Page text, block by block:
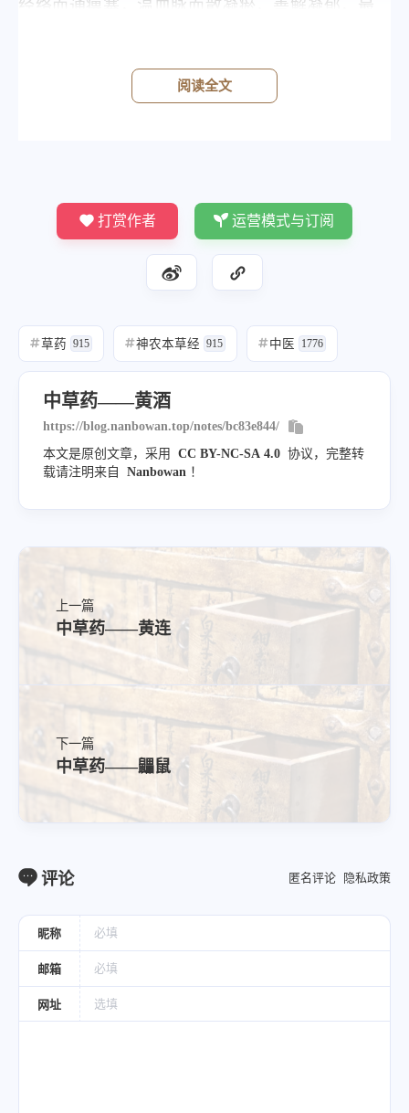
经络而通痹塞，温血脉而散凝瘀，善解凝郁，最
《长沙药解》 ：归肝、胆经
别名
常用方
《长沙药解》
《金匮》鳖甲煎丸，方在鳖甲。治久疟结为癥
瘕。红蓝花酒，方在红蓝花。治妇人诸风，腹中
姜汤，方在茱萸。《金匮》肾气丸，方在地黄。
赤丸，方在乌头。薯蓣丸，方在薯蓣。大黄䘌虫
丸，方在大黄。小建中汤，方在胶饴。当归芍药
散、方在当归。白术散，方在白术。下瘀血汤，
方在大黄。土瓜根散，方在土瓜根。诸方皆用
之，取其温行药力，引达经络也。
阅读全文
打赏作者 运营模式与订阅
#草药 915 #神农本草经 915 #中医 1776
中草药——黄酒
https://blog.nanbowan.top/notes/bc83e844/
本文是原创文章，采用
CC BY-NC-SA 4.0 协议，完整转
载请注明来自
Nanbowan ！
上一篇
中草药——黄连
下一篇
中草药——鼺鼠
评论 匿名评论 隐私政策
昵称
邮箱
网址